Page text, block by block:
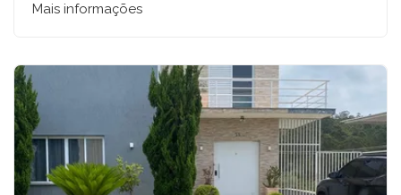
Mais informações